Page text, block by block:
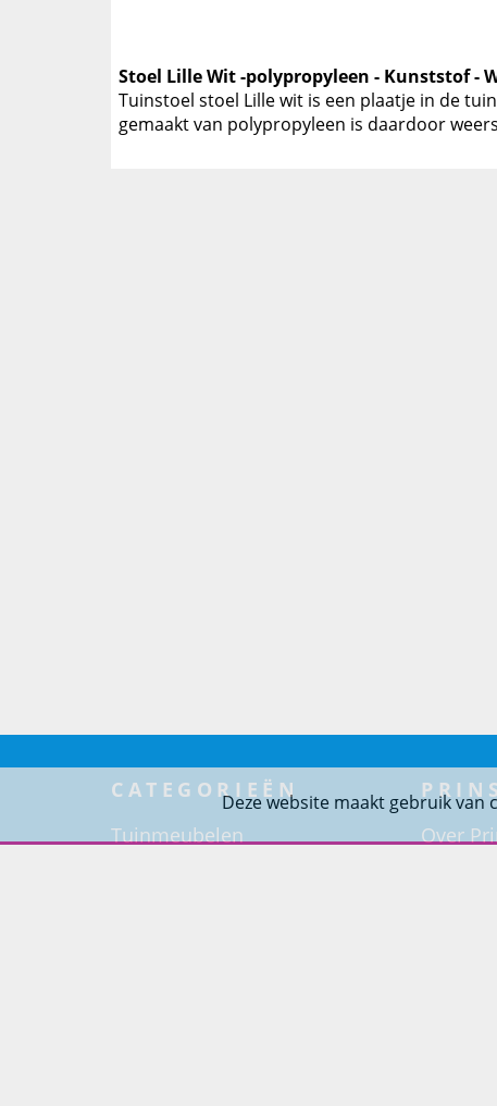
Stoel Lille Wit -polypropyleen - Kunststof -
Tuinstoel stoel Lille wit is een plaatje in de
gemaakt van polypropyleen is daardoor
Deze website maakt gebruik van
CATEGORIEËN
Tuinmeubelen
Over